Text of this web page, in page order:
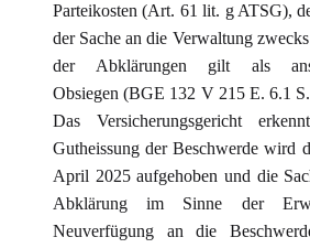
Parteikosten (Art. 61 lit. g ATSG),
der Sache an die Verwaltung
der Abklärungen gilt als
Obsiegen (BGE 132 V 215 E. 6.1
Das Versicherungsgericht
Gutheissung der Beschwerde wird
April 2025 aufgehoben und die
Abklärung im Sinne der
Neuverfügung an die